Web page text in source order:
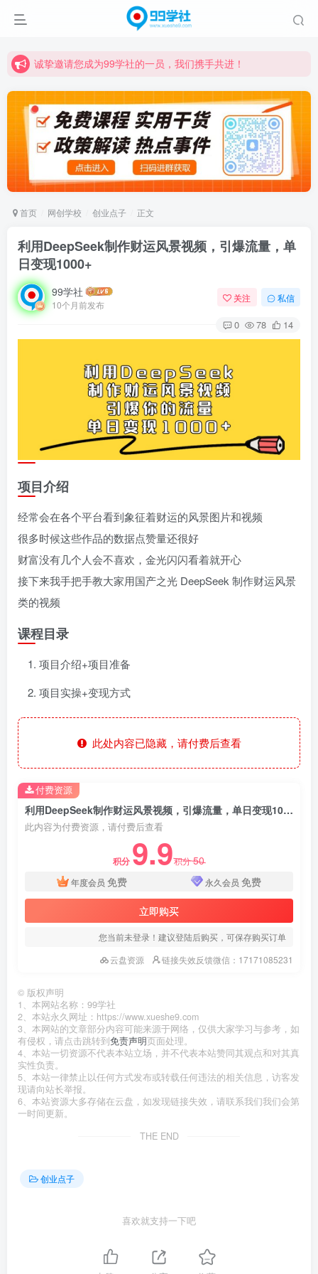
诚挚邀请您成为99学社的一员，我们携手共进！
诚挚邀请您成为99学社的一员，我们携手共进！
学习路上不孤独，99学社与你同行！分享全网优质VIP资源，炒股教程、创业教程、网络营销教程、自媒体短视频教程等，长期更新各大精品创业项目！
首页 网创学校 创业点子 正文
利用DeepSeek制作财运风景视频，引爆流量，单
日变现1000+
99学社
10个月前发布
关注 私信
0 78 14
项目介绍
经常会在各个平台看到象征着财运的风景图片和视频
很多时候这些作品的数据点赞量还很好
财富没有几个人会不喜欢，金光闪闪看着就开心
接下来我手把手教大家用国产之光 DeepSeek 制作财运风景
类的视频
课程目录
项目介绍+项目准备
项目实操+变现方式
此处内容已隐藏，请付费后查看
利用DeepSeek制作财运风景视频，引爆流量，单日变现1000+
此内容为付费资源，请付费后查看
积分 9.9积分50
年度会员 免费 永久会员 免费
立即购买
您当前未登录！建议登陆后购买，可保存购买订单
云盘资源
链接失效反馈微信：17171085231
付费资源
© 版权声明
1、本网站名称：99学社
2、本站永久网址：https://www.xueshe9.com
3、本网站的文章部分内容可能来源于网络，仅供大家学习与参考，如
有侵权，请点击跳转到免责声明页面处理。
4、本站一切资源不代表本站立场，并不代表本站赞同其观点和对其真
实性负责。
5、本站一律禁止以任何方式发布或转载任何违法的相关信息，访客发
现请向站长举报。
6、本站资源大多存储在云盘，如发现链接失效，请联系我们我们会第
一时间更新。
THE END
创业点子
喜欢就支持一下吧